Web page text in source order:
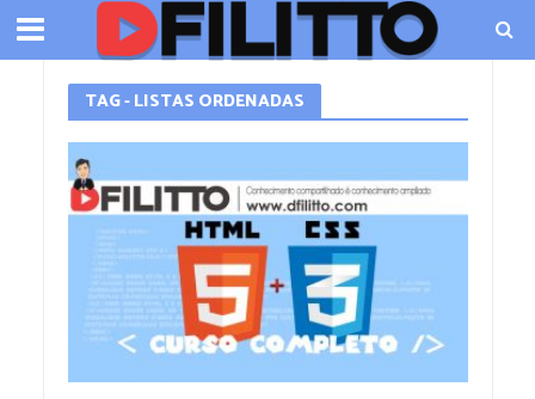
TAG - LISTAS ORDENADAS